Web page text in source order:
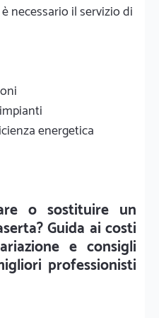
necessario il servizio di
energetica
o sostituire un
Guida ai costi
e consigli
professionisti